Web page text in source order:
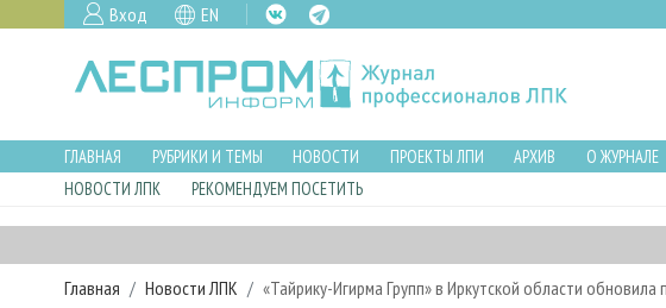
Вход EN
ГЛАВНАЯ РУБРИКИ И ТЕМЫ НОВОСТИ ПРОЕКТЫ ЛПИ АРХИВ О ЖУРНАЛЕ
НОВОСТИ ЛПК
РЕКОМЕНДУЕМ ПОСЕТИТЬ
Главная Новости ЛПК «Тайрику-Игирма Групп» в Иркутской области обновила